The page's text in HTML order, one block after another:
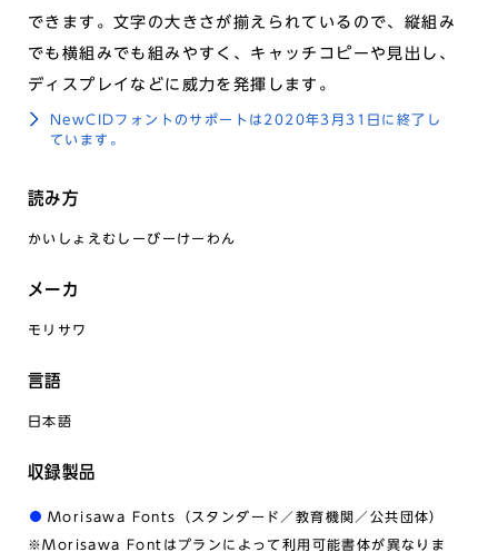
できます。文字の大きさが揃えられているので、縦組み
でも横組みでも組みやすく、キャッチコピーや見出し、
ディスプレイなどに威力を発揮します。
NewCIDフォントのサポートは2020年3月31日に終了し
ています。
読み方
かいしょえむしーびーけーわん
メーカ
モリサワ
言語
日本語
収録製品
Morisawa Fonts（スタンダード／教育機関／公共団体）
※Morisawa Fontはプランによって利用可能書体が異なりま